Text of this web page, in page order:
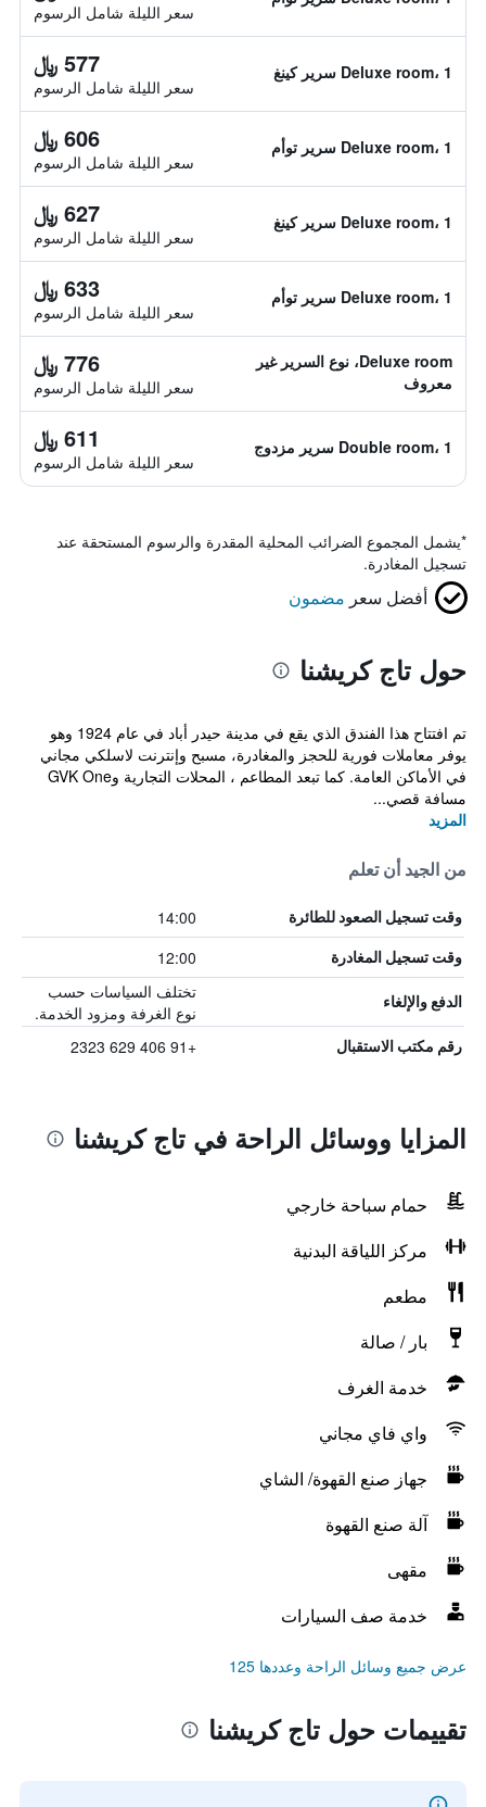
سعر الليلة شامل الرسوم
Deluxe room، 1 سرير كينغ 577 ﷼
سعر الليلة شامل الرسوم
Deluxe room، 1 سرير توأم 606 ﷼
سعر الليلة شامل الرسوم
Deluxe room، 1 سرير كينغ 627 ﷼
سعر الليلة شامل الرسوم
Deluxe room، 1 سرير توأم 633 ﷼
سعر الليلة شامل الرسوم
Deluxe room، نوع السرير غير
معروف
776 ﷼
سعر الليلة شامل الرسوم
Double room، 1 سرير مزدوج 611 ﷼
سعر الليلة شامل الرسوم
*يشمل المجموع الضرائب المحلية المقدرة والرسوم المستحقة عند
تسجيل المغادرة.
أفضل سعر مضمون
حول تاج كريشنا
تم افتتاح هذا الفندق الذي يقع في مدينة حيدر أباد في عام 1924 وهو
يوفر معاملات فورية للحجز والمغادرة، مسبح وإنترنت لاسلكي مجاني
في الأماكن العامة. كما تبعد المطاعم ، المحلات التجارية وGVK One
مسافة قصي...
المزيد
من الجيد أن تعلم
وقت تسجيل الصعود للطائرة 14:00
وقت تسجيل المغادرة 12:00
الدفع والإلغاء
تختلف السياسات حسب
نوع الغرفة ومزود الخدمة.
رقم مكتب الاستقبال +91 406 629 2323
المزايا ووسائل الراحة في تاج كريشنا
حمام سباحة خارجي
مركز اللياقة البدنية
مطعم
بار / صالة
خدمة الغرف
واي فاي مجاني
جهاز صنع القهوة/ الشاي
آلة صنع القهوة
مقهى
خدمة صف السيارات
عرض جميع وسائل الراحة وعددها 125
تقييمات حول تاج كريشنا